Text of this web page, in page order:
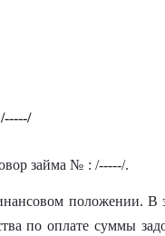
/-----/
займа № : /-----/.
м положении. В
по оплате суммы